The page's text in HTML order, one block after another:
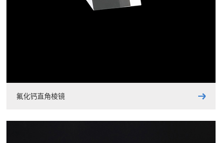
氟化钙直角棱镜